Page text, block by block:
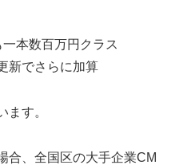
本数百万円クラス
新でさらに加算
ます。
合、全国区の大手企業CM